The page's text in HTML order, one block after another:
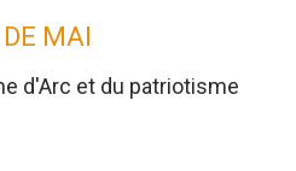
MAI
d'Arc et du patriotisme